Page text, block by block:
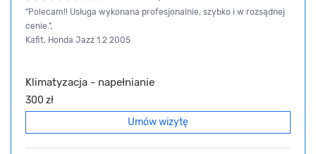
"Polecam!! Usługa wykonana profesjonalnie, szybko i w rozsądnej
cenie.",
Kafit, Honda Jazz 1.2 2005
Klimatyzacja - napełnianie
300 zł
Umów wizytę